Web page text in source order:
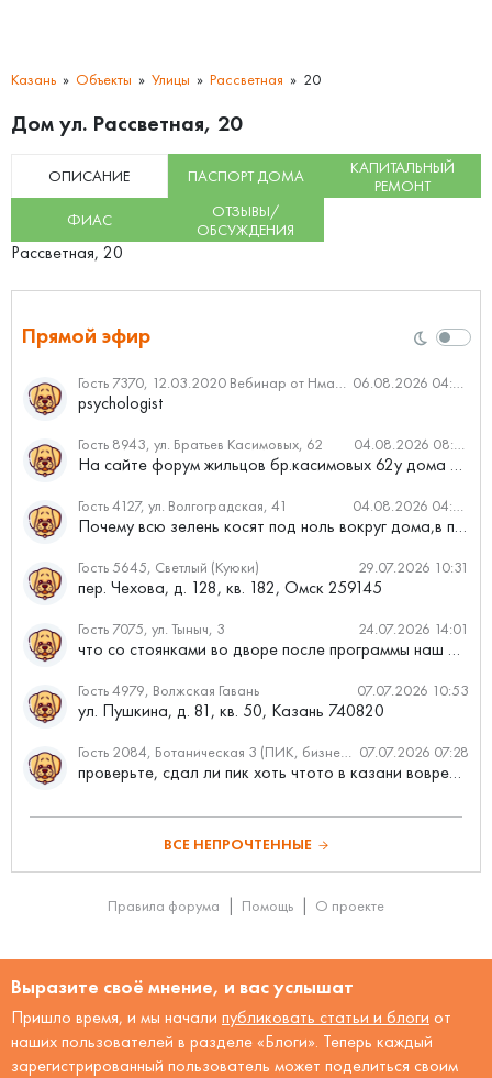
Казань Объекты Улицы Рассветная 20
Дом ул. Рассветная, 20
ОПИСАНИЕ ПАСПОРТ ДОМА
КАПИТАЛЬНЫЙ
РЕМОНТ
ФИАС
ОТЗЫВЫ/
ОБСУЖДЕНИЯ
Рассветная, 20
Прямой эфир
Гость 7370, 12.03.2020 Вебинар от Нмаркет.ПРО: «Актуальное об ипотеке: что нужно знать» 06.08.2026 04:00
psychologist
Гость 8943, ул. Братьев Касимовых, 62 04.08.2026 08:34
На сайте форум жильцов бр.касимовых 62у дома растут красивые...
Гость 4127, ул. Волгоградская, 41 04.08.2026 04:46
Почему всю зелень косят под ноль вокруг дома,в полисадниках....
Гость 5645, Светлый (Куюки) 29.07.2026 10:31
пер. Чехова, д. 128, кв. 182, Омск 259145
Гость 7075, ул. Тыныч, 3 24.07.2026 14:01
что со стоянками во дворе после программы наш двор
Гость 4979, Волжская Гавань 07.07.2026 10:53
ул. Пушкина, д. 81, кв. 50, Казань 740820
Гость 2084, Ботаническая 3 (ПИК, бизнес-класс) 07.07.2026 07:28
проверьте, сдал ли пик хоть чтото в казани вовремя?
ВСЕ НЕПРОЧТЕННЫЕ
Правила форума Помощь О проекте
Выразите своё мнение, и вас услышат
Пришло время, и мы начали публиковать статьи и блоги от
наших пользователей в разделе «Блоги». Теперь каждый
зарегистрированный пользователь может поделиться своим